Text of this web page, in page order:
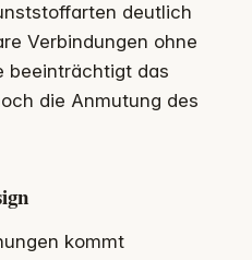
deutlich
Verbindungen ohne
beeinträchtigt das
die Anmutung des
kommt